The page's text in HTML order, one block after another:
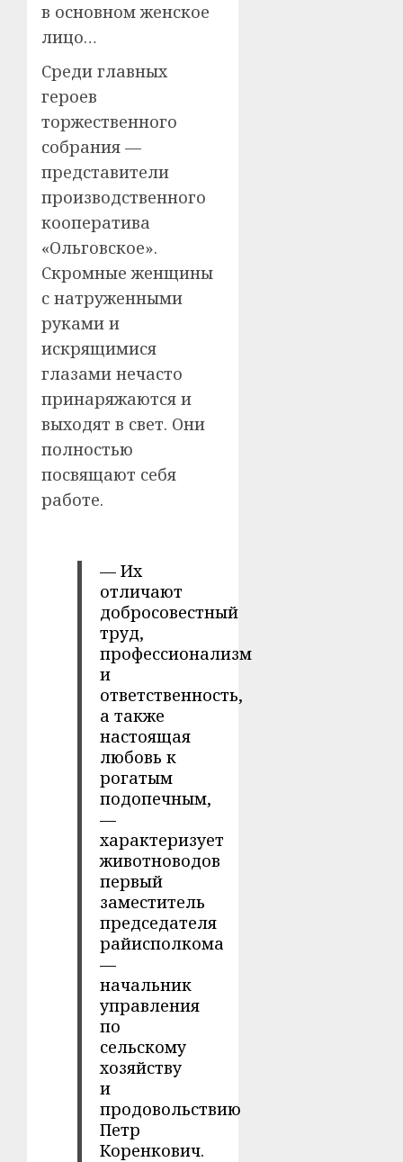
в основном женское
лицо…
Среди главных
героев
торжественного
собрания —
представители
производственного
кооператива
«Ольговское».
Скромные женщины
с натруженными
руками и
искрящимися
глазами нечасто
принаряжаются и
выходят в свет. Они
полностью
посвящают себя
работе.
— Их
отличают
добросовестный
труд,
профессионализм
и
ответственность,
а также
настоящая
любовь к
рогатым
подопечным,
—
характеризует
животноводов
первый
заместитель
председателя
райисполкома
—
начальник
управления
по
сельскому
хозяйству
и
продовольствию
Петр
Коренкович.